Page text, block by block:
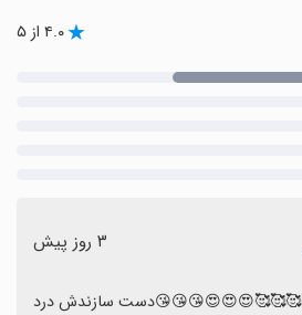
۴.۰ از ۵
٣ روز پیش